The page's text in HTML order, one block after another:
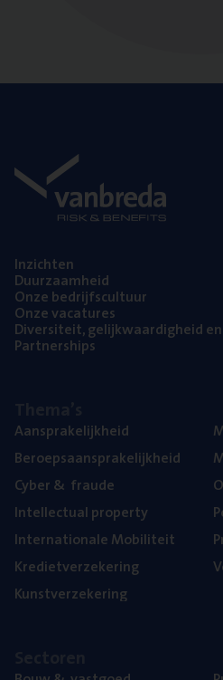
Inzich­ten
Duur­zaam­heid
Onze bedrijfs­cul­tuur
Onze vaca­tu­res
Diver­si­teit, gelijk­waar­dig­heid
Part­ner­ships
Aan­spra­ke­lijk­heid
Beroeps­aan­spra­ke­lijk­heid
Cyber& fraude
Intel­lec­tu­al property
Inter­na­ti­o­na­le Mobiliteit
Kre­diet­ver­ze­ke­ring
Kunst­ver­ze­ke­ring